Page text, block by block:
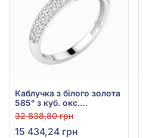
Каблучка з білого золота
585° з куб. окс.
цирконію, арт. 140440б
32 838,80 грн
15 434,24 грн